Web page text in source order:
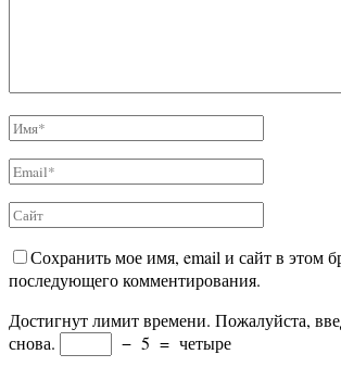
Сохранить мое имя, email и сайт в этом
последующего комментирования.
Достигнут лимит времени. Пожалуйста,
снова.
− 5 = четыре